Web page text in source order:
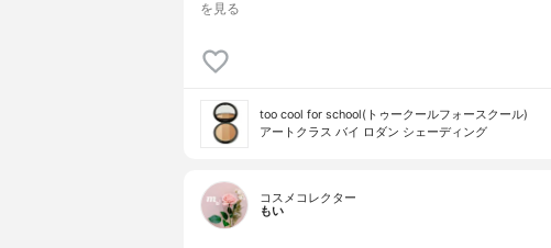
を見る
too cool for school(トゥークールフォースクール)
アートクラス バイ ロダン シェーディング
コスメコレクター
もい